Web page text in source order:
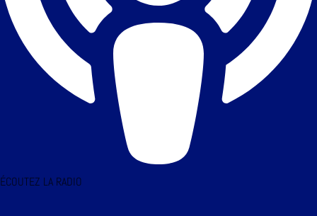
ÉCOUTEZ LA RADIO